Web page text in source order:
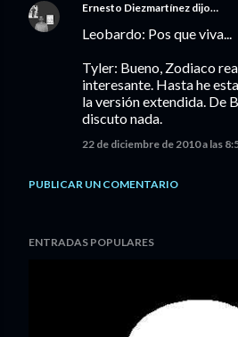
Ernesto Diezmartínez dijo…
Leobardo: Pos que viva...
Tyler: Bueno, Zodiaco
interesante. Hasta he
la versión extendida. De
discuto nada.
22 de diciembre de 2010 a las
PUBLICAR UN COMENTARIO
ENTRADAS POPULARES